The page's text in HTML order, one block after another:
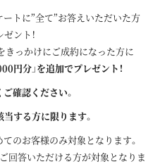
トに”全て”お答えいただいた方
ゼント！
きっかけにご成約になった方に
円分」を追加でプレゼント！
確認ください。
する方に限ります。
のお客様のみ対象となります。
回答いただける方が対象となりま